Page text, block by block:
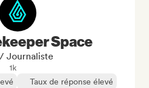
Space
Journaliste
1k
Taux de réponse élevé